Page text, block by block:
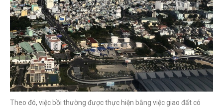
Theo đó, việc bồi thường được thực hiện bằng việc giao đất có